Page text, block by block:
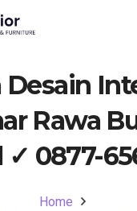
Desain
Rawa
✓ 0877-
Home